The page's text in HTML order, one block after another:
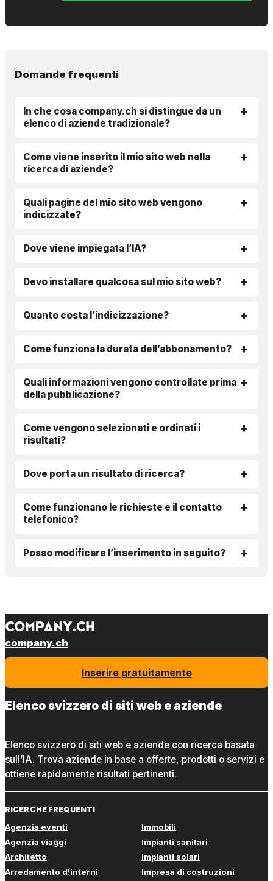
Domande frequenti
In che cosa company.ch si distingue da un
elenco di aziende tradizionale?
Come viene inserito il mio sito web nella
ricerca di aziende?
Quali pagine del mio sito web vengono
indicizzate?
Dove viene impiegata l’IA?
Devo installare qualcosa sul mio sito web?
Quanto costa l’indicizzazione?
Come funziona la durata dell’abbonamento?
Quali informazioni vengono controllate prima
della pubblicazione?
Come vengono selezionati e ordinati i
risultati?
Dove porta un risultato di ricerca?
Come funzionano le richieste e il contatto
telefonico?
Posso modificare l’inserimento in seguito?
company.ch
Inserire gratuitamente
Elenco svizzero di siti web e aziende
Elenco svizzero di siti web e aziende con ricerca basata
sull’IA. Trova aziende in base a offerte, prodotti o servizi e
ottiene rapidamente risultati pertinenti.
RICERCHE FREQUENTI
Agenzia eventi
Agenzia viaggi
Architetto
Arredamento d'interni
Immobili
Impianti sanitari
Impianti solari
Impresa di costruzioni